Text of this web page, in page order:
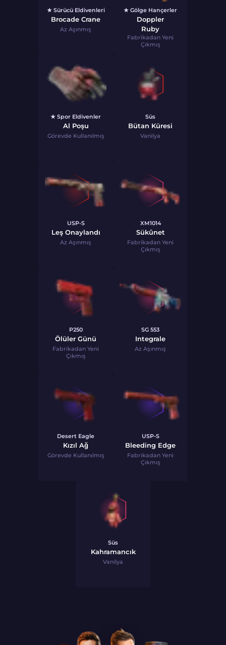
★ Sürücü Eldivenleri
Brocade Crane
Az Aşınmış
★ Gölge Hançerler
Doppler
Ruby
Fabrikadan Yeni
Çıkmış
★ Spor Eldivenler
Al Poşu
Görevde Kullanılmış
Süs
Bütan Küresi
Vanilya
USP-S
Leş Onaylandı
Az Aşınmış
XM1014
Sükûnet
Fabrikadan Yeni
Çıkmış
P250
Ölüler Günü
Fabrikadan Yeni
Çıkmış
SG 553
Integrale
Az Aşınmış
Desert Eagle
Kızıl Ağ
Görevde Kullanılmış
USP-S
Bleeding Edge
Fabrikadan Yeni
Çıkmış
Süs
Kahramancık
Vanilya